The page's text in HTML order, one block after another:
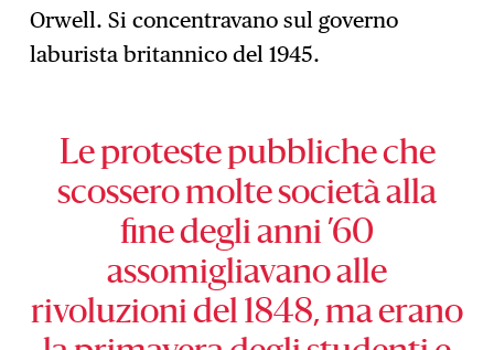
Orwell. Si concentravano sul governo
laburista britannico del 1945.
Le proteste pubbliche che
scossero molte società alla
fine degli anni ’60
assomigliavano alle
rivoluzioni del 1848, ma erano